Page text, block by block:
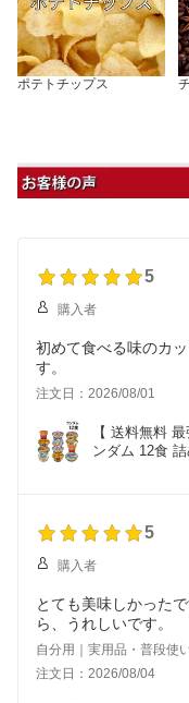
ポテトチップス
5
購入者
初めて食べる味のカ
す。
注文日：2026/08/01
【 送料無料
ンダム 12食
5
購入者
とても美味しかった
ら、うれしいです。
自分用｜実用品・普段使
注文日：2026/08/04